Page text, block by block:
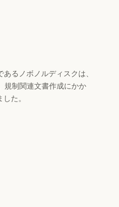
るノボノルディスクは、
規制関連文書作成にかか
た。